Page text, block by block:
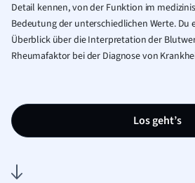
Detail kennen, von der Funktion im
Bedeutung der unterschiedlichen Werte. Du
Überblick über die Interpretation der
Rheumafaktor bei der Diagnose von
Los geht’s